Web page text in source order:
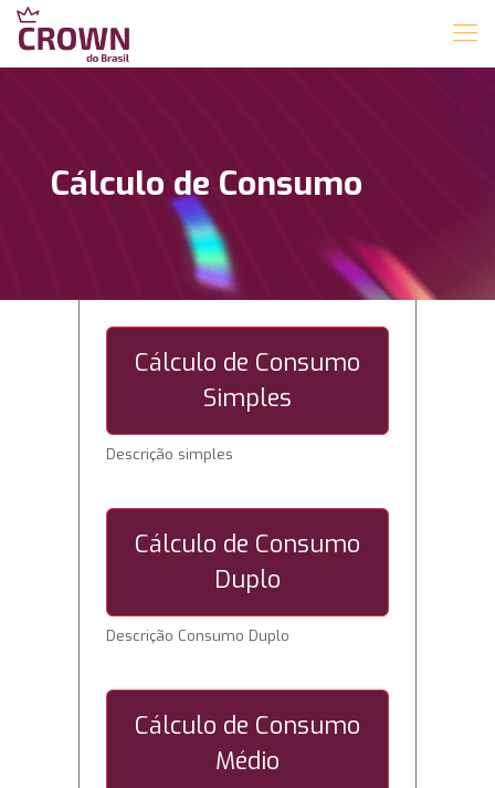
Cálculo de Consumo
Cálculo de Consumo
Simples
Descrição simples
Cálculo de Consumo
Duplo
Descrição Consumo Duplo
Cálculo de Consumo
Médio